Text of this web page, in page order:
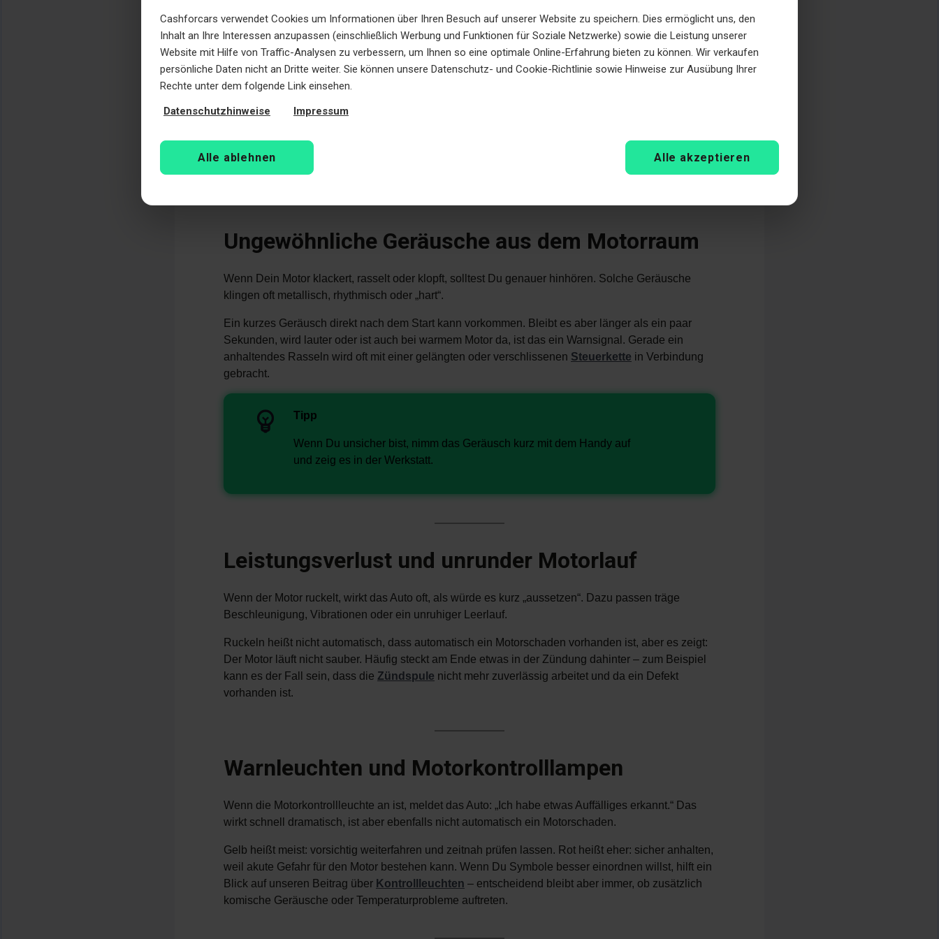
Gruppen ein. So kannst Du einen möglichen Motorschaden erkennen, ohne gleich alles auf einmal
verinnerlichen zu müssen.
Wichtig:
Ein einzelnes Symptom kann auch zu einem kleineren Defekt passen.
Leistungsverlust + Rauch + Ölverbrauch.
Ungewöhnliche Geräusche aus dem Motorraum
Wenn Dein Motor klackert, rasselt oder klopft, solltest Du genauer hinhören. Solche Geräusche
klingen oft metallisch, rhythmisch oder „hart“.
Ein kurzes Geräusch direkt nach dem Start kann vorkommen. Bleibt es aber länger als ein paar
Sekunden, wird lauter oder ist auch bei warmem Motor da, ist das ein Warnsignal. Gerade ein
anhaltendes Rasseln wird oft mit einer gelängten oder verschlissenen Steuerkette in Verbindung
gebracht.
Tipp
Wenn Du unsicher bist, nimm das Geräusch kurz mit dem Handy auf
und zeig es in der Werkstatt.
Leistungsverlust und unrunder Motorlauf
Wenn der Motor ruckelt, wirkt das Auto oft, als würde es kurz „aussetzen“. Dazu passen träge
Beschleunigung, Vibrationen oder ein unruhiger Leerlauf.
Ruckeln heißt nicht automatisch, dass automatisch ein Motorschaden vorhanden ist, aber es zeigt:
Der Motor läuft nicht sauber. Häufig steckt am Ende etwas in der Zündung dahinter – zum Beispiel
kann es der Fall sein, dass die Zündspule nicht mehr zuverlässig arbeitet und da ein Defekt
vorhanden ist.
Warnleuchten und Motorkontrolllampen
Wenn die Motorkontrollleuchte an ist, meldet das Auto: „Ich habe etwas Auffälliges erkannt.“ Das
wirkt schnell dramatisch, ist aber ebenfalls nicht automatisch ein Motorschaden.
Gelb heißt meist: vorsichtig weiterfahren und zeitnah prüfen lassen. Rot heißt eher: sicher anhalten,
weil akute Gefahr für den Motor bestehen kann. Wenn Du Symbole besser einordnen willst, hilft ein
Blick auf unseren Beitrag über Kontrollleuchten – entscheidend bleibt aber immer, ob zusätzlich
komische Geräusche oder Temperaturprobleme auftreten.
Cashforcars verwendet Cookies um Informationen über Ihren Besuch auf unserer Website zu speichern. Dies ermöglicht uns, den
Inhalt an Ihre Interessen anzupassen (einschließlich Werbung und Funktionen für Soziale Netzwerke) sowie die Leistung unserer
Website mit Hilfe von Traffic-Analysen zu verbessern, um Ihnen so eine optimale Online-Erfahrung bieten zu können. Wir verkaufen
persönliche Daten nicht an Dritte weiter. Sie können unsere Datenschutz- und Cookie-Richtlinie sowie Hinweise zur Ausübung Ihrer
Rechte unter dem folgende Link einsehen.
Datenschutzhinweise
Impressum
Alle ablehnen Alle akzeptieren